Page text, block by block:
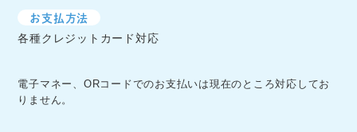
お支払方法
各種クレジットカード対応
電子マネー、ORコードでのお支払いは現在のところ対応してお
りません。